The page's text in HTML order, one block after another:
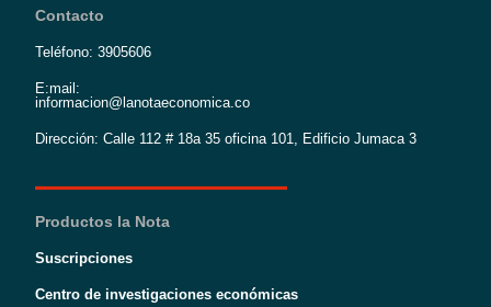
Contacto
Teléfono: 3905606
E:mail:
informacion@lanotaeconomica.co
Dirección: Calle 112 # 18a 35 oficina 101, Edificio Jumaca 3
Productos la Nota
Suscripciones
Centro de investigaciones económicas